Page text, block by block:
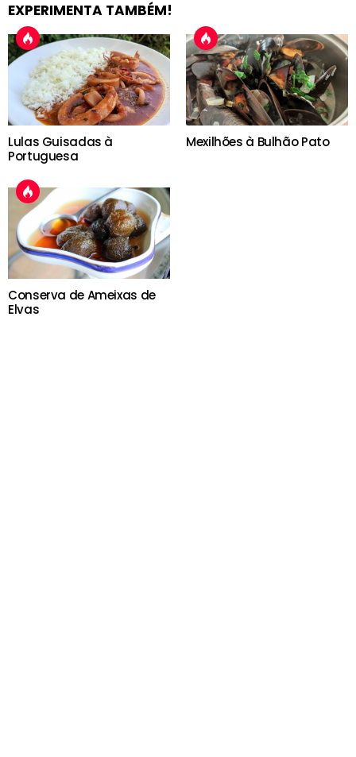
EXPERIMENTA TAMBÉM!
Lulas Guisadas à
Portuguesa
Mexilhões à Bulhão Pato
Conserva de Ameixas de
Elvas